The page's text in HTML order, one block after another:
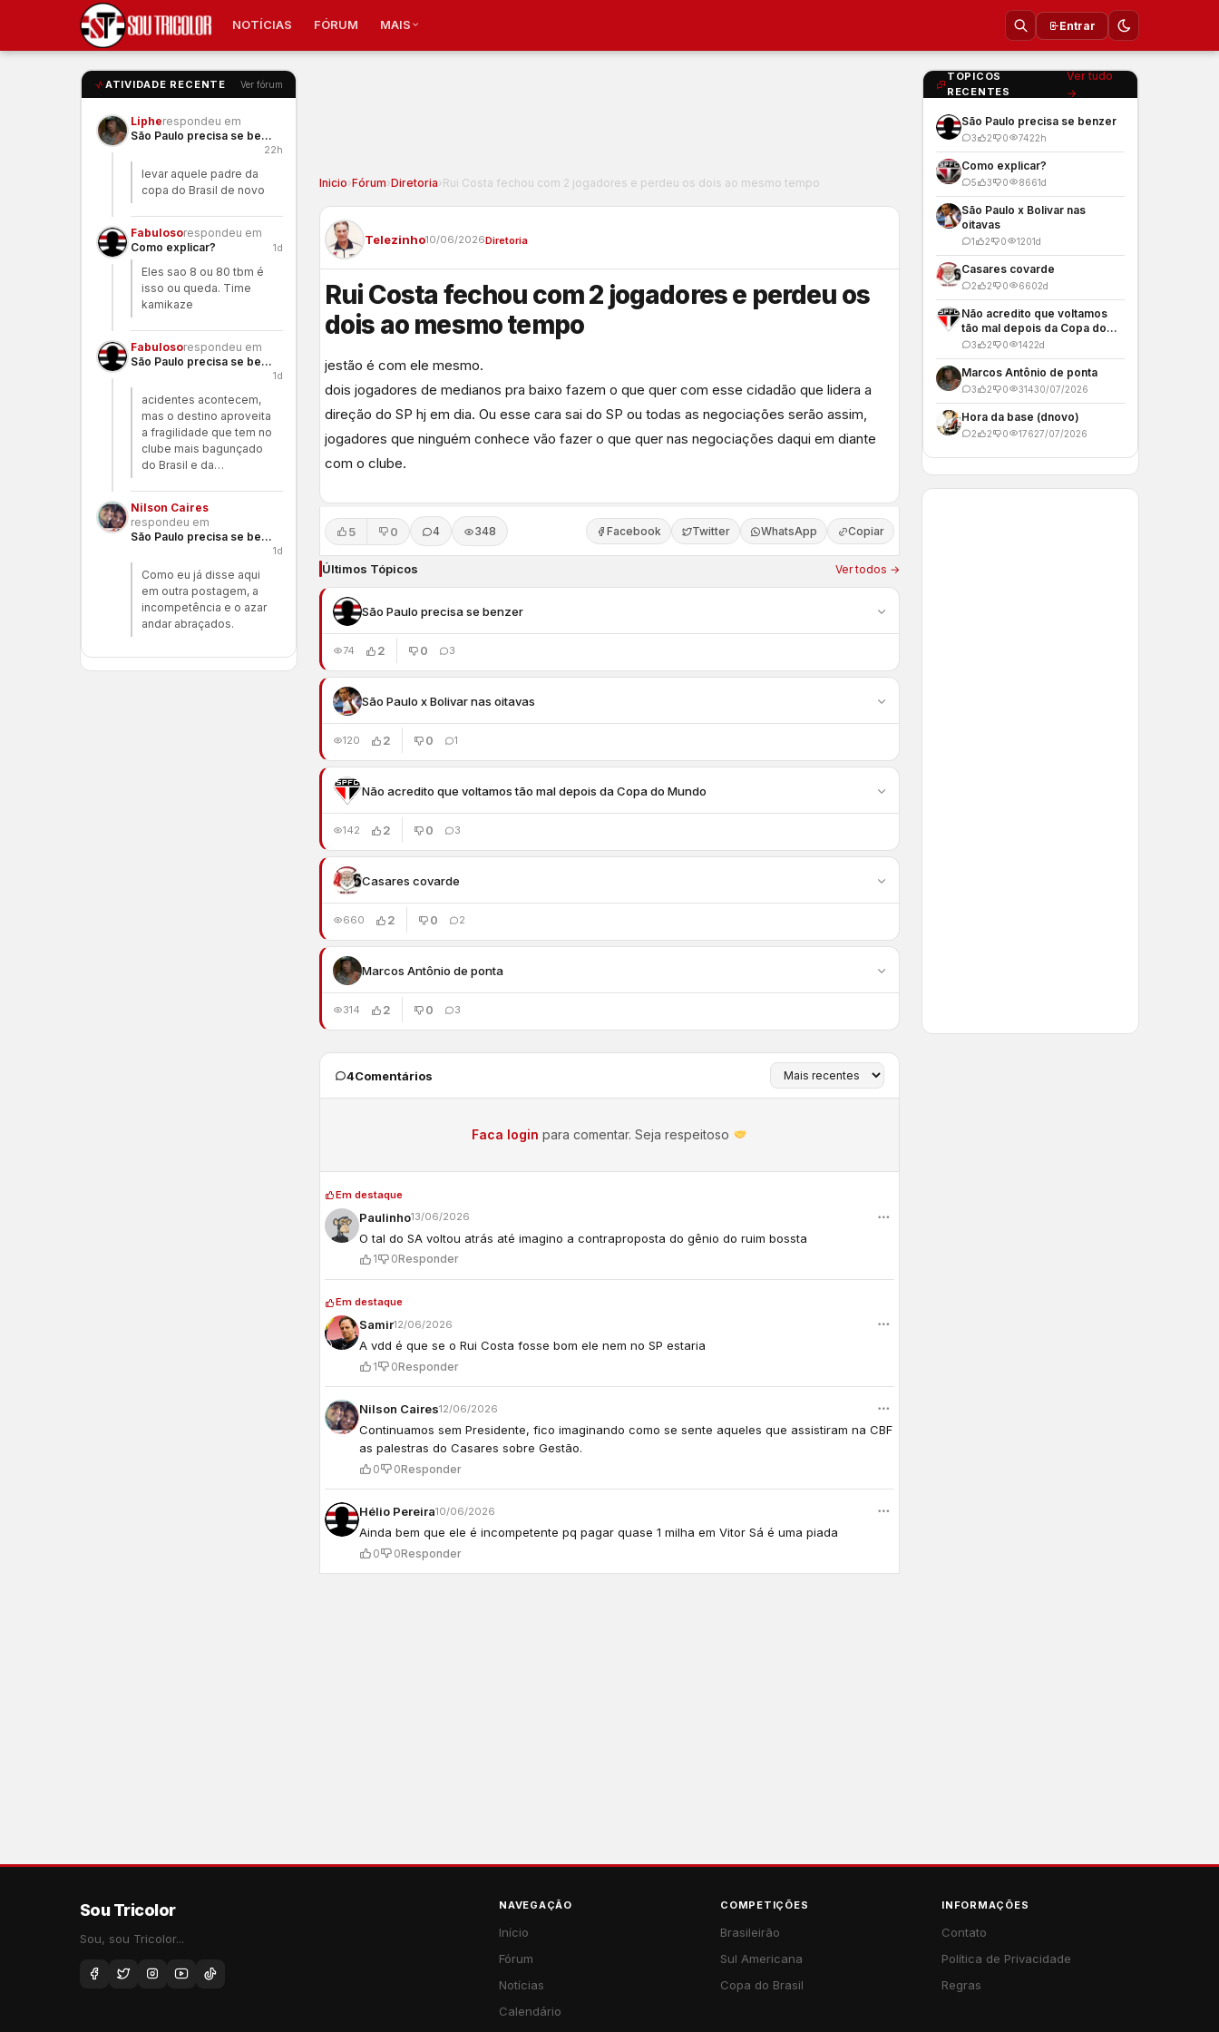
NOTÍCIAS FÓRUM MAIS Entrar
ATIVIDADE RECENTE Ver fórum
Lipherespondeu em
São Paulo precisa se benzer
22h
levar aquele padre da
copa do Brasil de novo
Fabulosorespondeu em
Como explicar?
1d
Eles sao 8 ou 80 tbm é
isso ou queda. Time
kamikaze
Fabulosorespondeu em
São Paulo precisa se benzer
1d
acidentes acontecem,
mas o destino aproveita
a fragilidade que tem no
clube mais bagunçado
do Brasil e da…
Nilson Caires
respondeu em
São Paulo precisa se benzer
1d
Como eu já disse aqui
em outra postagem, a
incompetência e o azar
andar abraçados.
Inicio›Fórum›Diretoria›Rui Costa fechou com 2 jogadores e perdeu os dois ao mesmo tempo
Telezinho10/06/2026Diretoria
Rui Costa fechou com 2 jogadores e perdeu os
dois ao mesmo tempo
jestão é com ele mesmo.
dois jogadores de medianos pra baixo fazem o que quer com esse cidadão que lidera a
direção do SP hj em dia. Ou esse cara sai do SP ou todas as negociações serão assim,
jogadores que ninguém conhece vão fazer o que quer nas negociações daqui em diante
com o clube.
5 0 4 348 Facebook Twitter WhatsApp Copiar
Últimos Tópicos Ver todos →
São Paulo precisa se benzer
74 2 0 3
São Paulo x Bolivar nas oitavas
120 2 0 1
Não acredito que voltamos tão mal depois da Copa do Mundo
142 2 0 3
Casares covarde
660 2 0 2
Marcos Antônio de ponta
314 2 0 3
4Comentários
Faca login para comentar. Seja respeitoso
Em destaque
Paulinho13/06/2026
O tal do SA voltou atrás até imagino a contraproposta do gênio do ruim bossta
1 0Responder
Em destaque
Samir12/06/2026
A vdd é que se o Rui Costa fosse bom ele nem no SP estaria
1 0Responder
Nilson Caires12/06/2026
Continuamos sem Presidente, fico imaginando como se sente aqueles que assistiram na CBF
as palestras do Casares sobre Gestão.
0 0Responder
Hélio Pereira10/06/2026
Ainda bem que ele é incompetente pq pagar quase 1 milha em Vitor Sá é uma piada
0 0Responder
TOPICOS
RECENTES
Ver tudo
→
São Paulo precisa se benzer
3 2 0 7422h
Como explicar?
5 3 0 8661d
São Paulo x Bolivar nas
oitavas
1 2 0 1201d
Casares covarde
2 2 0 6602d
Não acredito que voltamos
tão mal depois da Copa do
Mundo
3 2 0 1422d
Marcos Antônio de ponta
3 2 0 31430/07/2026
Hora da base (dnovo)
2 2 0 17627/07/2026
Sou Tricolor
Sou, sou Tricolor...
NAVEGAÇÃO
Início
Fórum
Notícias
Calendário
COMPETIÇÕES
Brasileirão
Sul Americana
Copa do Brasil
INFORMAÇÕES
Contato
Política de Privacidade
Regras